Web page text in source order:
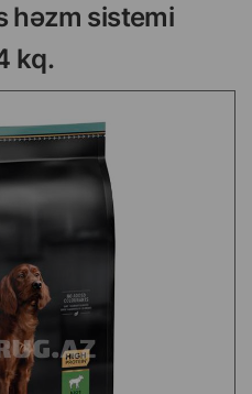
həzm sistemi
kq.